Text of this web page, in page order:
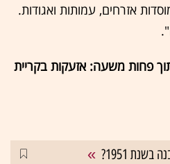
אזרחים, עמותות ואגודות.
בתוך פחות משעה: אזעקות בקריית
1951?